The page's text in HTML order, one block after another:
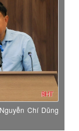
Chí Dũng